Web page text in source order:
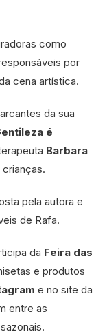
como
responsáveis por
cena artística.
da sua
é
Barbara
crianças.
pela autora e
de Rafa.
da Feira das
e produtos
e no site da
entre as